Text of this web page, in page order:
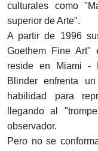
culturales como
superior de Arte".
A partir de 1996
Goethem Fine Art"
reside en Miami -
Blinder enfrenta
habilidad para
llegando al
observador.
Pero no se